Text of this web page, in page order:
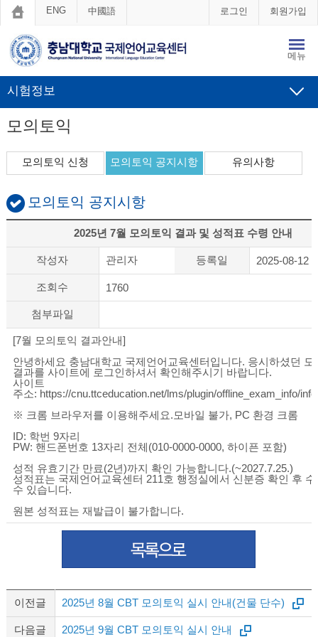
ENG 中國語 로그인 회원가입
메뉴
시험정보
모의토익
모의토익 신청 모의토익 공지시항 유의사항
모의토익 공지시항
2025년 7월 모의토익 결과 및 성적표 수령 안내
작성자 관리자 등록일 2025-08-12
조회수 1760
첨부파일
[7월 모의토익 결과안내]
안녕하세요 충남대학교 국제언어교육센터입니다. 응시하셨던 모
결과를 사이트에 로그인하셔서 확인해주시기 바랍니다.
사이트
주소: https://cnu.ttceducation.net/lms/plugin/offline_exam_info/
※ 크롬 브라우저를 이용해주세요.모바일 불가, PC 환경 크롬
ID: 학번 9자리
PW: 핸드폰번호 13자리 전체(010-0000-0000, 하이픈 포함)
성적 유효기간 만료(2년)까지 확인 가능합니다.(~2027.7.25.)
성적표는 국제언어교육센터 211호 행정실에서 신분증 확인 후
수 있습니다.
원본 성적표는 재발급이 불가합니다.
이전글 2025년 8월 CBT 모의토익 실시 안내(건물 단수)
다음글 2025년 9월 CBT 모의토익 실시 안내